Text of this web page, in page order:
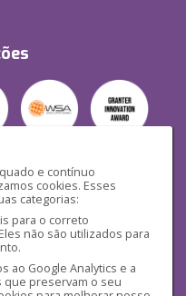
e contínuo
cookies. Esses
categorias:
para o correto
não são utilizados para
ao Google Analytics e a
preservam o seu